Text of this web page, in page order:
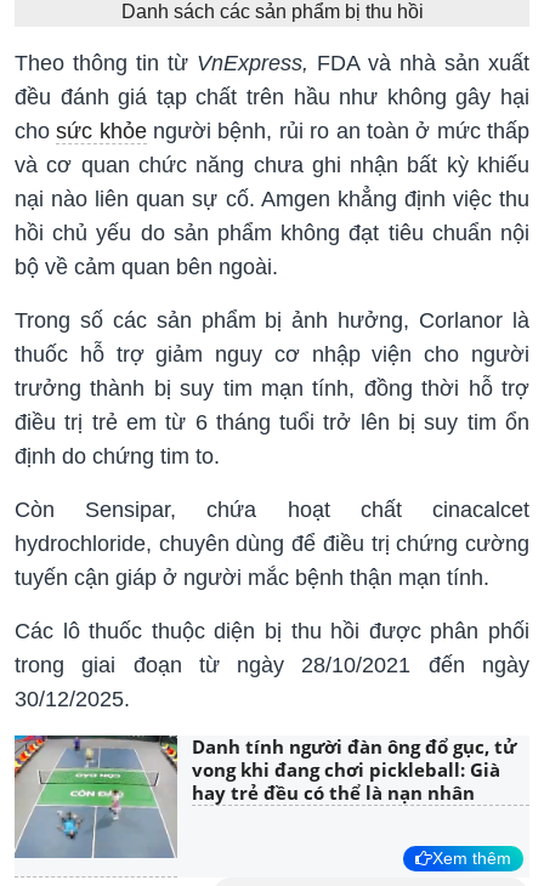
Danh sách các sản phẩm bị thu hồi
Theo thông tin từ VnExpress, FDA và nhà sản xuất
đều đánh giá tạp chất trên hầu như không gây hại
chosức khỏengười bệnh, rủi ro an toàn ở mức thấp
và cơ quan chức năng chưa ghi nhận bất kỳ khiếu
nại nào liên quan sự cố. Amgen khẳng định việc thu
hồi chủ yếu do sản phẩm không đạt tiêu chuẩn nội
bộ về cảm quan bên ngoài.
Trong số các sản phẩm bị ảnh hưởng, Corlanor là
thuốc hỗ trợ giảm nguy cơ nhập viện cho người
trưởng thành bị suy tim mạn tính, đồng thời hỗ trợ
điều trị trẻ em từ 6 tháng tuổi trở lên bị suy tim ổn
định do chứng tim to.
Còn Sensipar, chứa hoạt chất cinacalcet
hydrochloride, chuyên dùng để điều trị chứng cường
tuyến cận giáp ở người mắc bệnh thận mạn tính.
Các lô thuốc thuộc diện bị thu hồi được phân phối
trong giai đoạn từ ngày 28/10/2021 đến ngày
30/12/2025.
Danh tính người đàn ông đổ gục, tử
vong khi đang chơi pickleball: Già
hay trẻ đều có thể là nạn nhân
Xem thêm